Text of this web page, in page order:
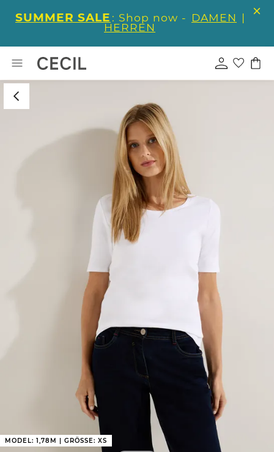
SUMMER SALE : Shop now - DAMEN |
HERREN
MODEL: 1,78M | GRÖSSE: XS